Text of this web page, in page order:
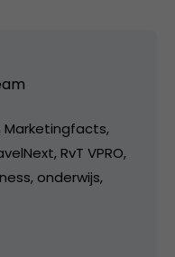
RvT VPRO,
onderwijs,